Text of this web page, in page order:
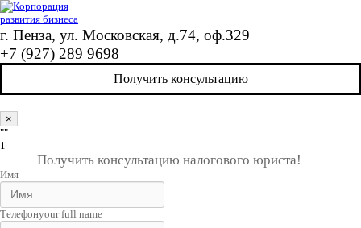
г. Пенза, ул. Московская, д.74, оф.329
+7 (927) 289 9698
Получить консультацию
×
""
1
Получить консультацию налогового юриста!
Имя
Телефонyour full name